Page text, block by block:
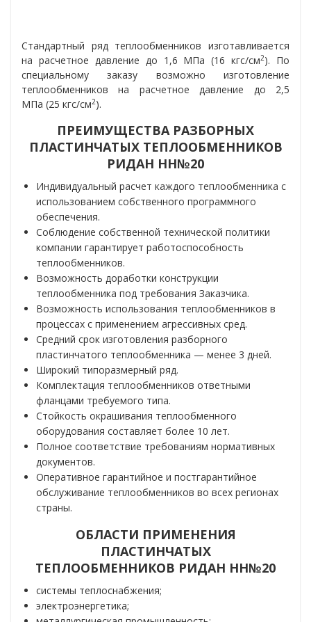
Стандартный ряд теплообменников изготавливается
на расчетное давление до 1,6 МПа (16 кгc/см2). По
специальному заказу возможно изготовление
теплообменников на расчетное давление до 2,5
МПа (25 кгс/см2).
ПРЕИМУЩЕСТВА РАЗБОРНЫХ
ПЛАСТИНЧАТЫХ ТЕПЛООБМЕННИКОВ
РИДАН НН№20
Индивидуальный расчет каждого теплообменника с
использованием собственного программного
обеспечения.
Соблюдение собственной технической политики
компании гарантирует работоспособность
теплообменников.
Возможность доработки конструкции
теплообменника под требования Заказчика.
Возможность использования теплообменников в
процессах с применением агрессивных сред.
Средний срок изготовления разборного
пластинчатого теплообменника — менее 3 дней.
Широкий типоразмерный ряд.
Комплектация теплообменников ответными
фланцами требуемого типа.
Стойкость окрашивания теплообменного
оборудования составляет более 10 лет.
Полное соответствие требованиям нормативных
документов.
Оперативное гарантийное и постгарантийное
обслуживание теплообменников во всех регионах
страны.
ОБЛАСТИ ПРИМЕНЕНИЯ
ПЛАСТИНЧАТЫХ
ТЕПЛООБМЕННИКОВ РИДАН НН№20
системы теплоснабжения;
электроэнергетика;